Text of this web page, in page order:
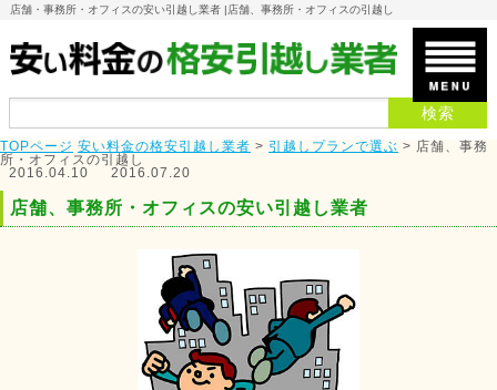
店舗・事務所・オフィスの安い引越し業者 |店舗、事務所・オフィスの引越し
TOPページ 安い料金の格安引越し業者 > 引越しプランで選ぶ > 店舗、事務
所・オフィスの引越し
2016.04.10
2016.07.20
店舗、事務所・オフィスの安い引越し業者